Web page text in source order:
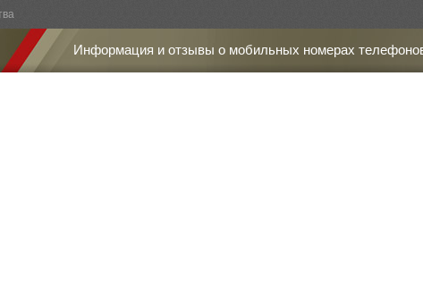
Информация и отзывы о мобильных номерах